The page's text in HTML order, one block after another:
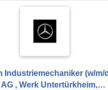
Industriemechaniker (w/m/
, Werk Untertürkheim,